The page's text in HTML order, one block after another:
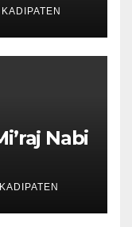
Nabi